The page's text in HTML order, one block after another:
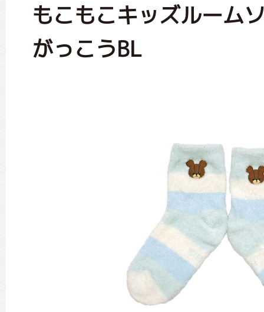
もこもこキッズルーム
がっこうBL
絵本・作家紹介
ミュージカル・コンサート
おたのしみコンテンツ(クイズ・
チア ジャッキーズ！